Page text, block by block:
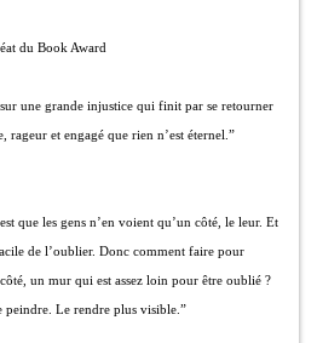
du Book Award
une grande injustice qui finit par se retourner
rageur et engagé que rien n’est éternel.”
que les gens n’en voient qu’un côté, le leur. Et
de l’oublier. Donc comment faire pour
un mur qui est assez loin pour être oublié ?
peindre. Le rendre plus visible.”